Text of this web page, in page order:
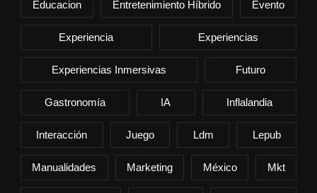
Educacion Entretenimiento Híbrido Evento
Experiencia Experiencias
Experiencias Inmersivas Futuro
Gastronomía IA Inflalandia
Interacción Juego Ldm Lepub
Manualidades Marketing México Mkt